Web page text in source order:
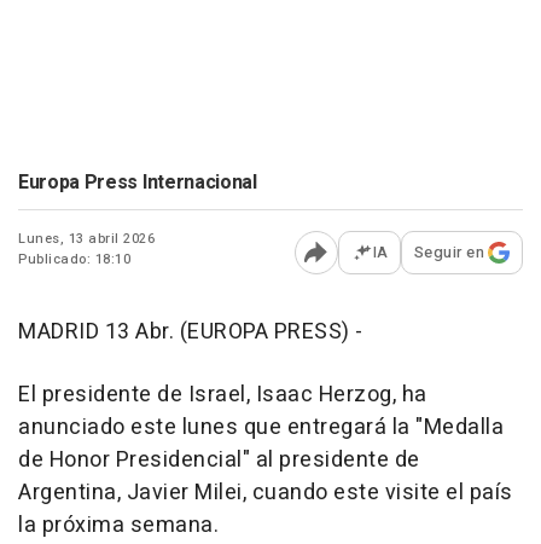
Europa Press Internacional
Lunes, 13 abril 2026
Publicado: 18:10
Abrir opciones para
IA Seguir en
MADRID 13 Abr. (EUROPA PRESS) -
El presidente de Israel, Isaac Herzog, ha
anunciado este lunes que entregará la "Medalla
de Honor Presidencial" al presidente de
Argentina, Javier Milei, cuando este visite el país
la próxima semana.